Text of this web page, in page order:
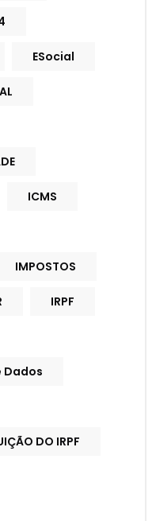
ESocial
ICMS
IMPOSTOS
IRPF
Dados
DO IRPF